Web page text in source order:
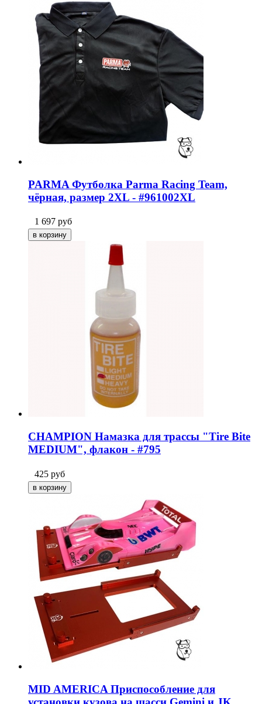
PARMA Футболка Parma Racing Team,
чёрная, размер 2XL - #961002XL
1 697 руб
CHAMPION Намазка для трассы "Tire Bite
MEDIUM", флакон - #795
425 руб
MID AMERICA Приспособление для